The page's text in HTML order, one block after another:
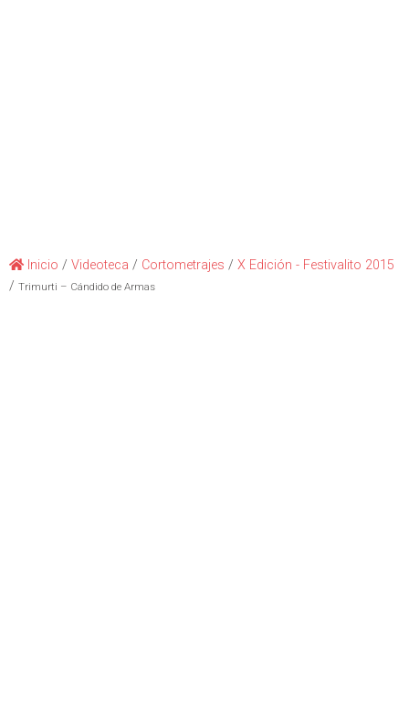
Inicio / Videoteca / Cortometrajes / X Edición - Festivalito 2015
/ Trimurti – Cándido de Armas